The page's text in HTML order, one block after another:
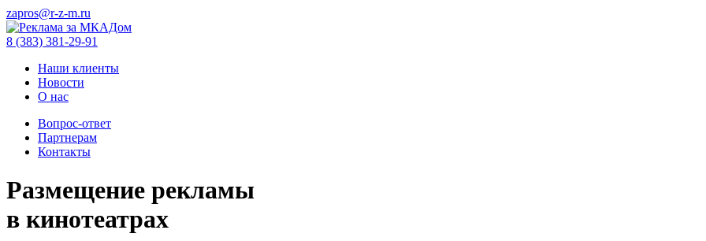
zapros@r-z-m.ru
8 (383) 381-29-91
Наши клиенты
Новости
О нас
Вопрос-ответ
Партнерам
Контакты
Размещение рекламы
в кинотеатрах